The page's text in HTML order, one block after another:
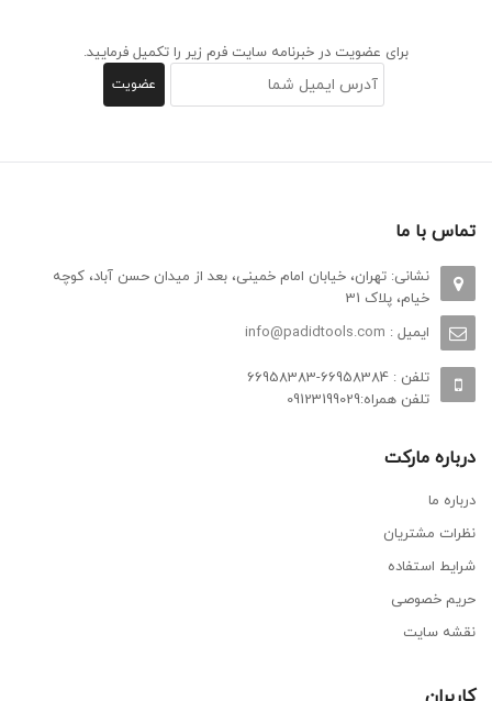
برای عضویت در خبرنامه سایت فرم زیر را تکمیل فرمایید.
تماس با ما
نشانی: تهران، خیابان امام خمینی، بعد از میدان حسن آباد، کوچه
خیام، پلاک 31
ایمیل : info@padidtools.com
تلفن : 66958384-66958383
تلفن همراه:09123199029
درباره مارکت
درباره ما
نظرات مشتریان
شرایط استفاده
حریم خصوصی
نقشه سایت